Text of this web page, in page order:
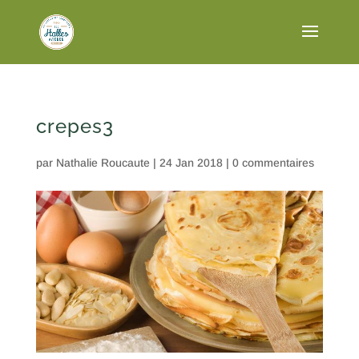
crepes3
par Nathalie Roucaute | 24 Jan 2018| 0 commentaires